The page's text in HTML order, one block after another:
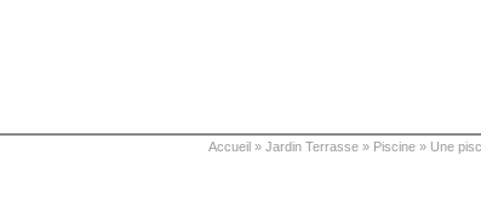
Vous êtes ici
Accueil » Jardin Terrasse » Piscine » Une